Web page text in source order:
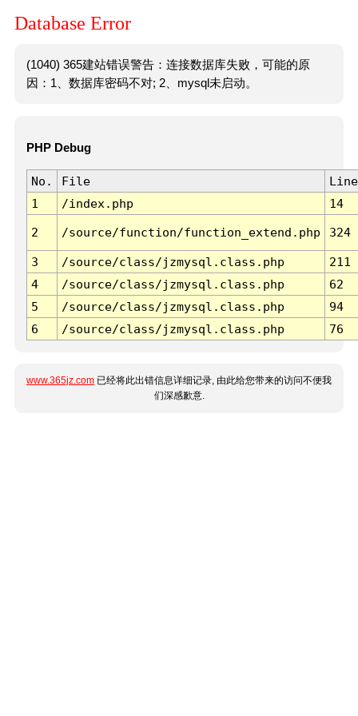
Database Error
(1040) 365建站错误警告：连接数据库失败，可能的原
因：1、数据库密码不对; 2、mysql未启动。
PHP Debug
No. File
Line
1
/index.php 14
2 /source/function/function_extend.php 324
3 /source/class/jzmysql.class.php
211
4
/source/class/jzmysql.class.php
62
5
/source/class/jzmysql.class.php
94
6
/source/class/jzmysql.class.php 76
www.365jz.com 已经将此出错信息详细记录, 由此给您带来的访问不便我
们深感歉意.